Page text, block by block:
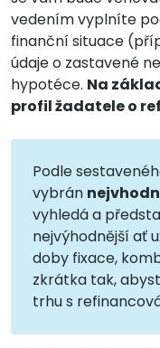
vedením vyplníte
finanční situace
údaje o zastavené
hypotéce. Na
profil žadatele o
Podle
vybrán
vyhledá a
nejvýhodnější ať
doby fixace,
zkrátka tak,
trhu s